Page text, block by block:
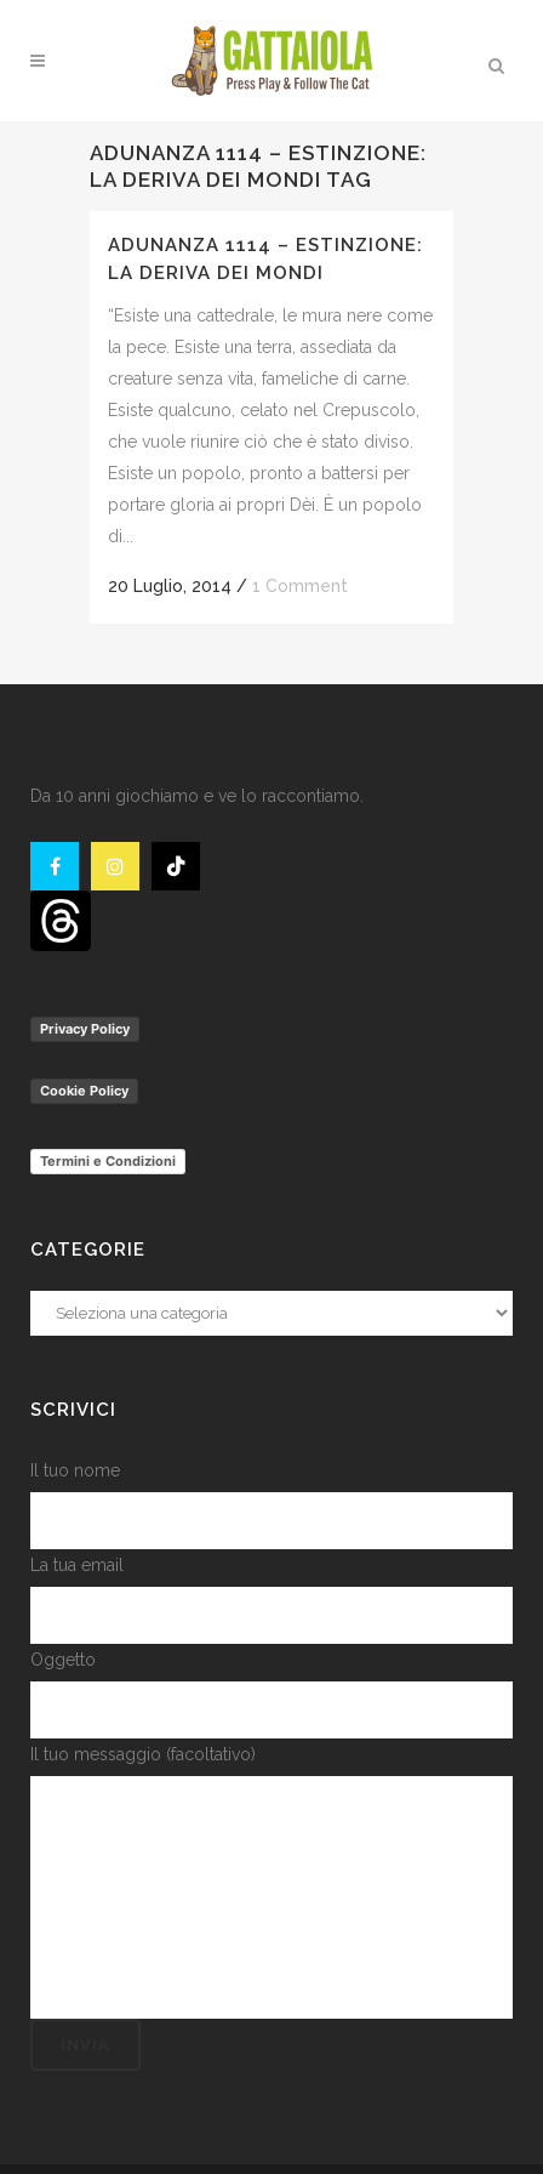
ADUNANZA 1114 – ESTINZIONE:
LA DERIVA DEI MONDI TAG
ADUNANZA 1114 – ESTINZIONE:
LA DERIVA DEI MONDI
“Esiste una cattedrale, le mura nere come
la pece. Esiste una terra, assediata da
creature senza vita, fameliche di carne.
Esiste qualcuno, celato nel Crepuscolo,
che vuole riunire ciò che è stato diviso.
Esiste un popolo, pronto a battersi per
portare gloria ai propri Dèi. È un popolo
di...
20 Luglio, 2014 / 1 Comment
Da 10 anni giochiamo e ve lo raccontiamo.
Privacy Policy
Cookie Policy
Termini e Condizioni
CATEGORIE
Categorie
SCRIVICI
Il tuo nome
La tua email
Oggetto
Il tuo messaggio (facoltativo)